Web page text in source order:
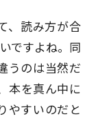
、読み方が合
ですよね。同
うのは当然だ
本を真ん中に
やすいのだと